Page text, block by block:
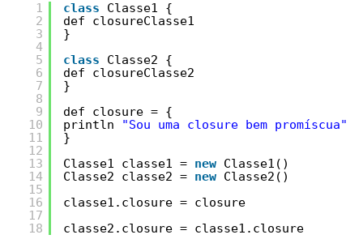
1
2
3
4
5
6
7
8
9
10
11
12
13
14
15
16
17
18
class
Classe1 {
def closureClasse1
}
class
Classe2 {
def closureClasse2
}
def closure = {
println
"Sou uma closure bem promíscua"
}
Classe1 classe1 = new
Classe1()
Classe2 classe2 = new
Classe2()
classe1.closure = closure
classe2.closure = classe1.closure